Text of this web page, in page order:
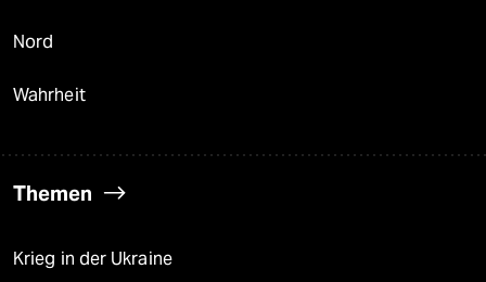
Nord
Wahrheit
Themen
Krieg in der Ukraine